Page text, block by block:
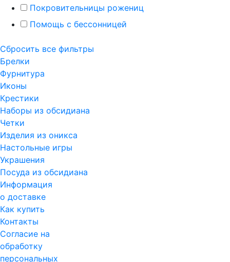
Покровительницы рожениц
Помощь с бессонницей
Сбросить все фильтры
Брелки
Фурнитура
Иконы
Крестики
Наборы из обсидиана
Четки
Изделия из оникса
Настольные игры
Украшения
Посуда из обсидиана
Информация
о доставке
Как купить
Контакты
Согласие на
обработку
персональных